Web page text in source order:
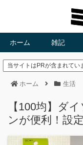
ホーム 雑記
当サイトはPRが含まれてい
ホーム 生活
【100均】ダ
ンが便利！設